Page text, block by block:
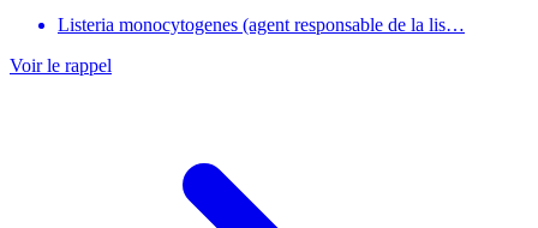
Listeria monocytogenes (agent responsable de la lis…
Voir le rappel